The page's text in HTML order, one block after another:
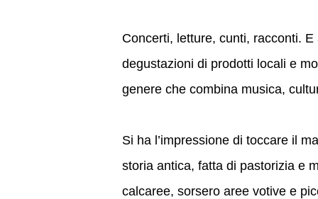
Concerti, letture, cunti, racconti.
degustazioni di prodotti locali e
genere che combina musica,
Si ha l’impressione di toccare il
storia antica, fatta di pastorizia e
calcaree, sorsero aree votive e